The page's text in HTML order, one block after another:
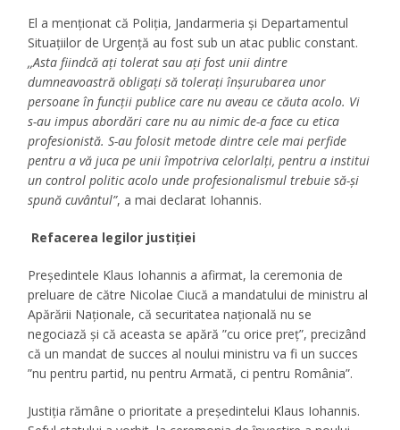
El a menţionat că Poliţia, Jandarmeria şi Departamentul
Situaţiilor de Urgenţă au fost sub un atac public constant.
,,Asta fiindcă ați tolerat sau ați fost unii dintre
dumneavoastră obligați să tolerați înșurubarea unor
persoane în funcții publice care nu aveau ce căuta acolo. Vi
s-au impus abordări care nu au nimic de-a face cu etica
profesionistă. S-au folosit metode dintre cele mai perfide
pentru a vă juca pe unii împotriva celorlalți, pentru a institui
un control politic acolo unde profesionalismul trebuie să-și
spună cuvântul”, a mai declarat Iohannis.
Refacerea legilor justiției
Preşedintele Klaus Iohannis a afirmat, la ceremonia de
preluare de către Nicolae Ciucă a mandatului de ministru al
Apărării Naţionale, că securitatea naţională nu se
negociază şi că aceasta se apără ”cu orice preţ”, precizând
că un mandat de succes al noului ministru va fi un succes
”nu pentru partid, nu pentru Armată, ci pentru România”.
Justiția rămâne o prioritate a președintelui Klaus Iohannis.